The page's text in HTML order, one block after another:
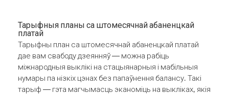
Тарыфныя планы са штомесячнай абаненцкай
платай
Тарыфны план са штомесячнай абаненцкай платай
дае вам свабоду дзеянняў — можна рабіць
міжнародныя выклікі на стацыянарныя і мабільныя
нумары па нізкіх цэнах без папаўнення балансу. Такі
тарыф — гэта магчымасць эканоміць на выкліках, якія